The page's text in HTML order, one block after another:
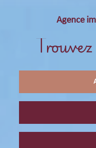
Agence
Acheter du